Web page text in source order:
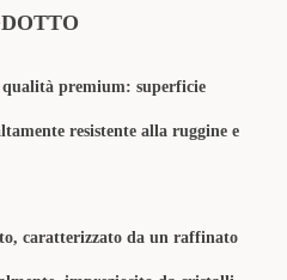
premium: superficie
resistente alla ruggine e
caratterizzato da un raffinato